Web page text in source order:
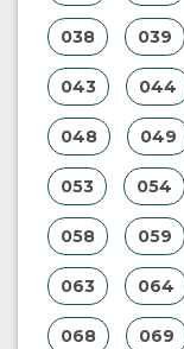
038 039
043 044
048 049
053 054
058 059
063 064
068 069